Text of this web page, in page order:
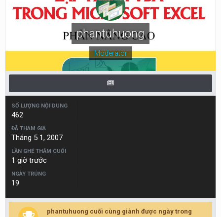
phantuhuong
Moderator
SỐ LƯỢNG NỘI DUNG
462
ĐÃ THAM GIA
Tháng 5 1, 2007
LẦN GHÉ THĂM CUỐI
1 giờ trước
NGÀY TRÚNG
19
phantuhuong cuối cùng giành được ngày trong